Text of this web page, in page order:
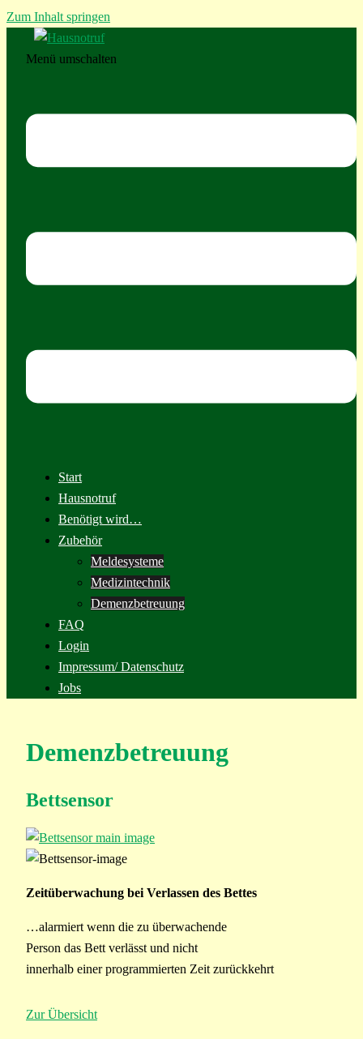
Zum Inhalt springen
Menü umschalten
Start
Hausnotruf
Benötigt wird…
Zubehör
Meldesysteme
Medizintechnik
Demenzbetreuung
FAQ
Login
Impressum/ Datenschutz
Jobs
Demenzbetreuung
Bettsensor
Zeitüberwachung bei Verlassen des Bettes
…alarmiert wenn die zu überwachende
Person das Bett verlässt und nicht
innerhalb einer programmierten Zeit zurückkehrt
Zur Übersicht